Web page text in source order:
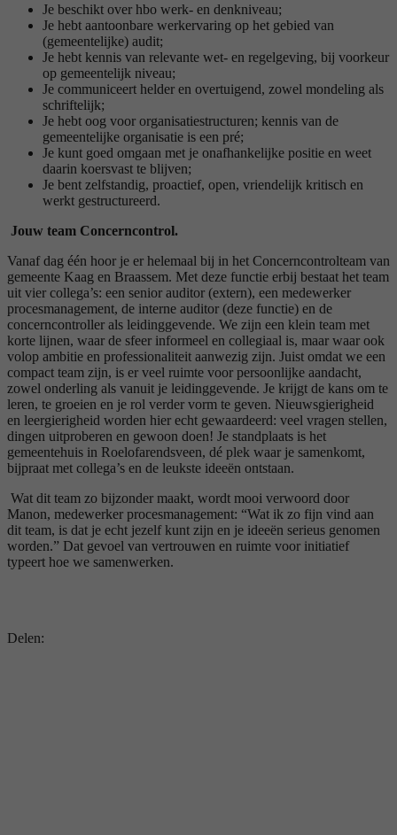
Je beschikt over hbo werk- en denkniveau;
Je hebt aantoonbare werkervaring op het gebied van
(gemeentelijke) audit;
Je hebt kennis van relevante wet- en regelgeving, bij voorkeur
op gemeentelijk niveau;
Je communiceert helder en overtuigend, zowel mondeling als
schriftelijk;
Je hebt oog voor organisatiestructuren; kennis van de
gemeentelijke organisatie is een pré;
Je kunt goed omgaan met je onafhankelijke positie en weet
daarin koersvast te blijven;
Je bent zelfstandig, proactief, open, vriendelijk kritisch en
werkt gestructureerd.
Jouw team Concerncontrol.
Vanaf dag één hoor je er helemaal bij in het Concerncontrolteam van
gemeente Kaag en Braassem. Met deze functie erbij bestaat het team
uit vier collega’s: een senior auditor (extern), een medewerker
procesmanagement, de interne auditor (deze functie) en de
concerncontroller als leidinggevende. We zijn een klein team met
korte lijnen, waar de sfeer informeel en collegiaal is, maar waar ook
volop ambitie en professionaliteit aanwezig zijn. Juist omdat we een
compact team zijn, is er veel ruimte voor persoonlijke aandacht,
zowel onderling als vanuit je leidinggevende. Je krijgt de kans om te
leren, te groeien en je rol verder vorm te geven. Nieuwsgierigheid
en leergierigheid worden hier echt gewaardeerd: veel vragen stellen,
dingen uitproberen en gewoon doen! Je standplaats is het
gemeentehuis in Roelofarendsveen, dé plek waar je samenkomt,
bijpraat met collega’s en de leukste ideeën ontstaan.
Wat dit team zo bijzonder maakt, wordt mooi verwoord door
Manon, medewerker procesmanagement: “Wat ik zo fijn vind aan
dit team, is dat je echt jezelf kunt zijn en je ideeën serieus genomen
worden.” Dat gevoel van vertrouwen en ruimte voor initiatief
typeert hoe we samenwerken.
Delen: